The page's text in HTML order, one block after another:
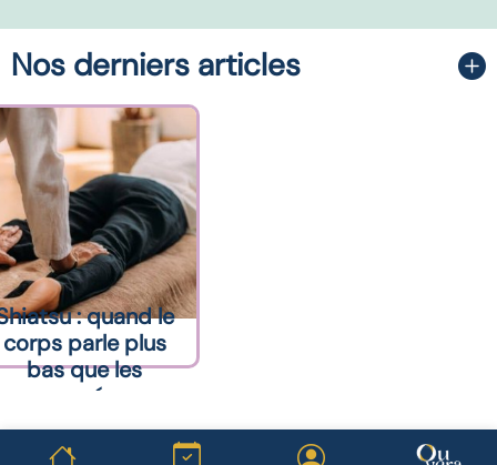
Nos derniers articles
: quand le
corps parle plus
bas que les
pensées